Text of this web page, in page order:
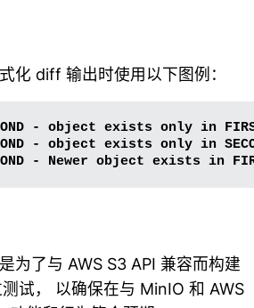
化 diff 输出时使用以下图例：
- object exists only in
- object exists only in
为了与 AWS S3 API 兼容而构建
试， 以确保在与 MinIO 和 AWS